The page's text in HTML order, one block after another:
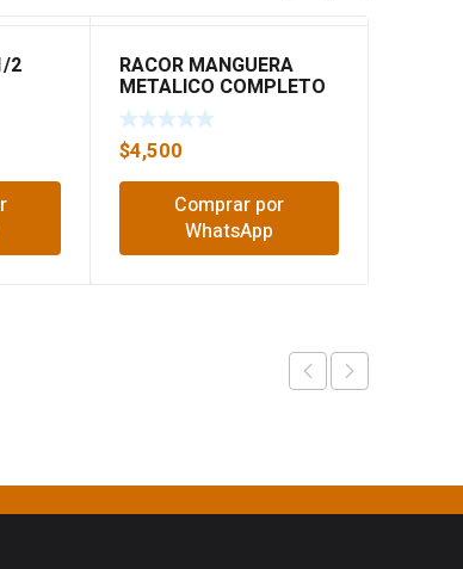
2 RACOR MANGUERA
METALICO COMPLETO
$4,500
Comprar por
WhatsApp